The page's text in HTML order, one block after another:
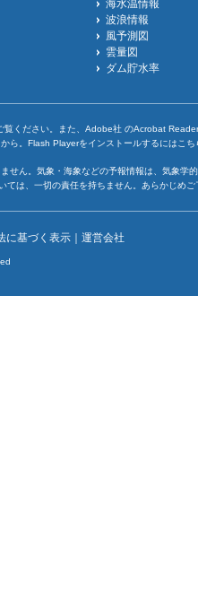
海水温情報
波浪情報
風予測図
雲量図
ダム貯水率
覧ください。また、Adobe社 のAcrobat
から。Flash Playerをインストールするには こち
せん。気象・海象などの予報情報は、気象
ては、一切の責任を持ちません。あらかじめ
に基づく表示 ｜ 運営会社